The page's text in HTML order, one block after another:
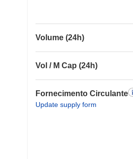
Volume (24h)
Vol / M Cap (24h)
Fornecimento Circulante
Update supply form